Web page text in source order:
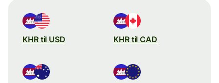
KHR til USD KHR til CAD